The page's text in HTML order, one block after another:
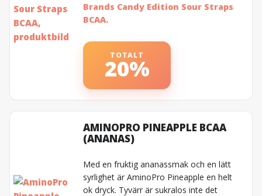
Brands Candy Edition Sour Straps
BCAA.
TOTALT
20%
AMINOPRO PINEAPPLE BCAA
(ANANAS)
Med en fruktig ananassmak och en lätt
syrlighet är AminoPro Pineapple en helt
ok dryck. Tyvärr är sukralos inte det